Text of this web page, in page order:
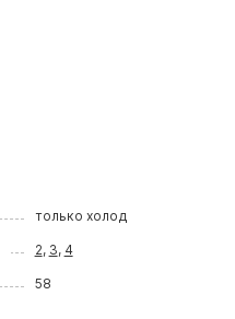
только холод
2, 3, 4
58